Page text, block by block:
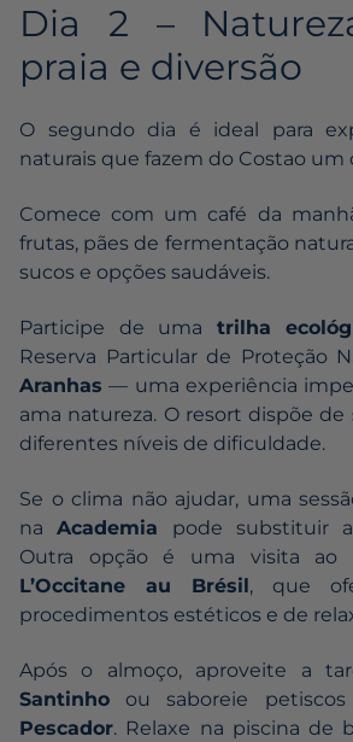
Dia 2 –
praia e diversão
O segundo dia é ideal para
naturais que fazem do Costao um
Comece com um café da
frutas, pães de fermentação
sucos e opções saudáveis.
Participe de uma trilha
Reserva Particular de Proteção
Aranhas — uma experiência
ama natureza. O resort dispõe de
diferentes níveis de dificuldade.
Se o clima não ajudar, uma
naAcademia pode substituir
Outra opção é uma visita ao
L’Occitane au Brésil , que
procedimentos estéticos e de
Após o almoço, aproveite a
Santinho ou saboreie
Pescador. Relaxe na piscina de